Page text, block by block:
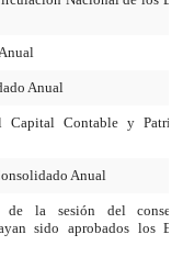
Anual
Capital Contable y
Anual
de la sesión del
sido aprobados los